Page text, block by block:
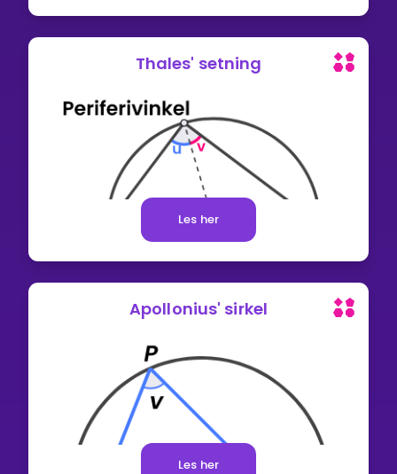
Thales' setning
Les her
Apollonius' sirkel
Les her